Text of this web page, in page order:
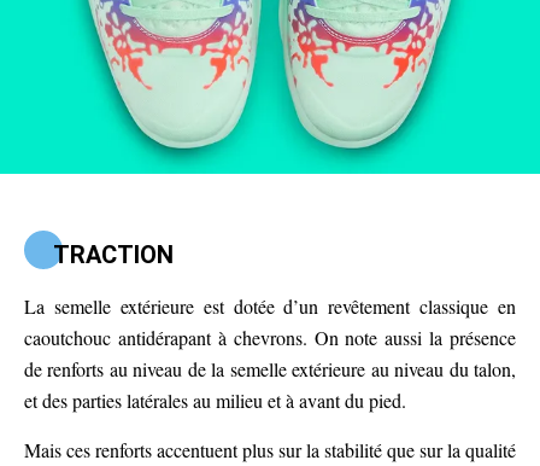
TRACTION
La semelle extérieure est dotée d’un revêtement classique en
caoutchouc antidérapant à chevrons. On note aussi la présence
de renforts au niveau de la semelle extérieure au niveau du talon,
et des parties latérales au milieu et à avant du pied.
Mais ces renforts accentuent plus sur la stabilité que sur la qualité